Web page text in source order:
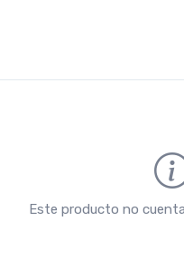
Este producto no